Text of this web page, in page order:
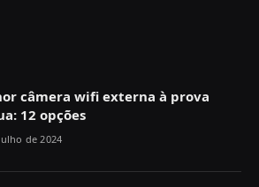
câmera wifi externa à prova
12 opções
de 2024